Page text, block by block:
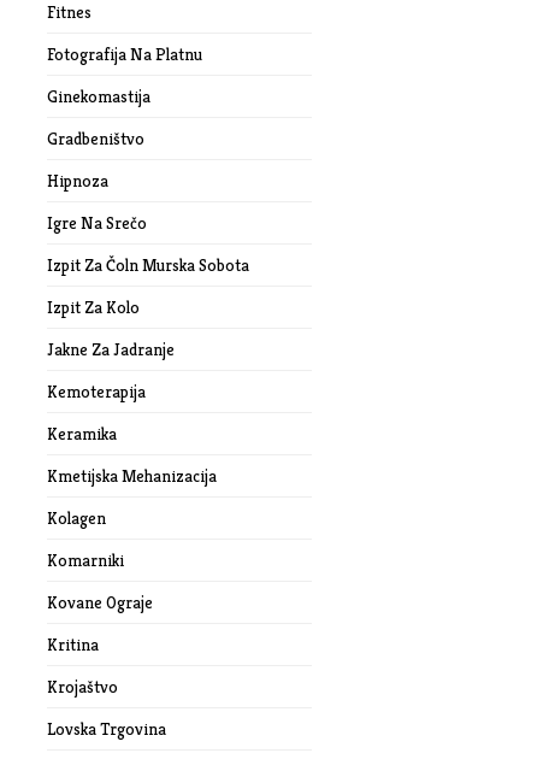
Fitnes
Fotografija Na Platnu
Ginekomastija
Gradbeništvo
Hipnoza
Igre Na Srečo
Izpit Za Čoln Murska Sobota
Izpit Za Kolo
Jakne Za Jadranje
Kemoterapija
Keramika
Kmetijska Mehanizacija
Kolagen
Komarniki
Kovane Ograje
Kritina
Krojaštvo
Lovska Trgovina